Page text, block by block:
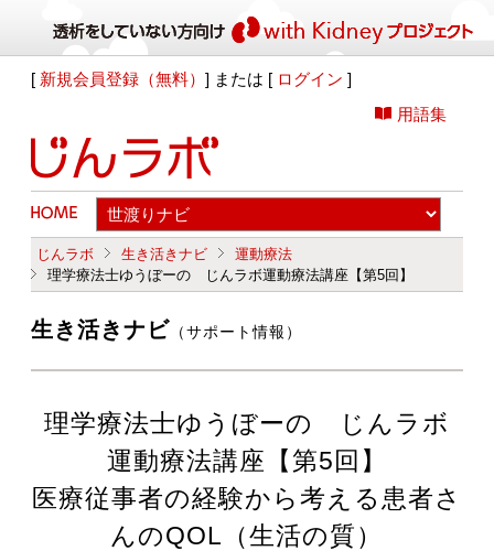
[ 新規会員登録（無料）] または [ ログイン ]
用語集
じんラボ 生き活きナビ
運動療法
理学療法士ゆうぼーの じんラボ運動療法講座【第5回】
生き活きナビ （サポート情報）
理学療法士ゆうぼーの じんラボ
運動療法講座【第5回】
医療従事者の経験から考える患者さ
んのQOL（生活の質）